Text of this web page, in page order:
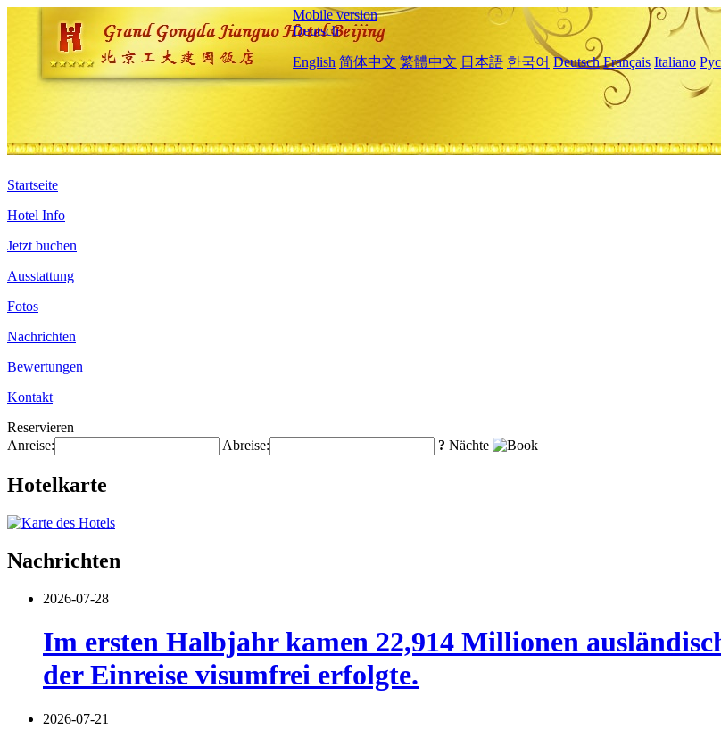
Mobile version
Deutsch
English 简体中文 繁體中文 日本語 한국어 Deutsch Français Italiano
Startseite
Hotel Info
Jetzt buchen
Ausstattung
Fotos
Nachrichten
Bewertungen
Kontakt
Reservieren
Anreise:
Abreise: ? Nächte
Hotelkarte
Nachrichten
2026-07-28
Im ersten Halbjahr kamen 22,914 Millionen
der Einreise visumfrei erfolgte.
2026-07-21